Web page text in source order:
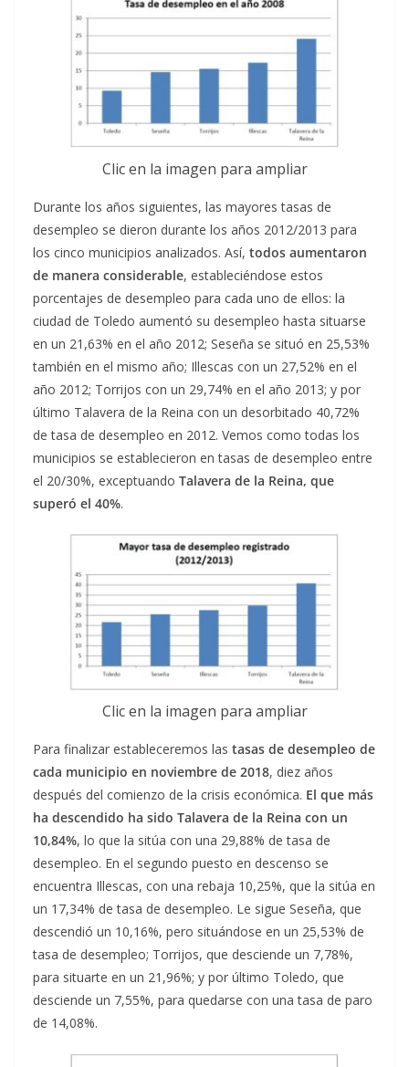
Clic en la imagen para ampliar
Durante los años siguientes, las mayores tasas de
desempleo se dieron durante los años 2012/2013 para
los cinco municipios analizados. Así, todos aumentaron
de manera considerable, estableciéndose estos
porcentajes de desempleo para cada uno de ellos: la
ciudad de Toledo aumentó su desempleo hasta situarse
en un 21,63% en el año 2012; Seseña se situó en 25,53%
también en el mismo año; Illescas con un 27,52% en el
año 2012; Torrijos con un 29,74% en el año 2013; y por
último Talavera de la Reina con un desorbitado 40,72%
de tasa de desempleo en 2012. Vemos como todas los
municipios se establecieron en tasas de desempleo entre
el 20/30%, exceptuando Talavera de la Reina, que
superó el 40%.
Clic en la imagen para ampliar
Para finalizar estableceremos las tasas de desempleo de
cada municipio en noviembre de 2018, diez años
después del comienzo de la crisis económica. El que más
ha descendido ha sido Talavera de la Reina con un
10,84%, lo que la sitúa con una 29,88% de tasa de
desempleo. En el segundo puesto en descenso se
encuentra Illescas, con una rebaja 10,25%, que la sitúa en
un 17,34% de tasa de desempleo. Le sigue Seseña, que
descendió un 10,16%, pero situándose en un 25,53% de
tasa de desempleo; Torrijos, que desciende un 7,78%,
para situarte en un 21,96%; y por último Toledo, que
desciende un 7,55%, para quedarse con una tasa de paro
de 14,08%.